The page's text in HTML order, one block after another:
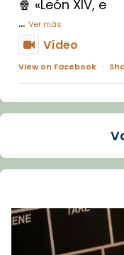
🍿 «León XIV, e
... Ver más
Vídeo
View on Facebook ·
La Carmina va
dos mesos, a
Recupera
tican News